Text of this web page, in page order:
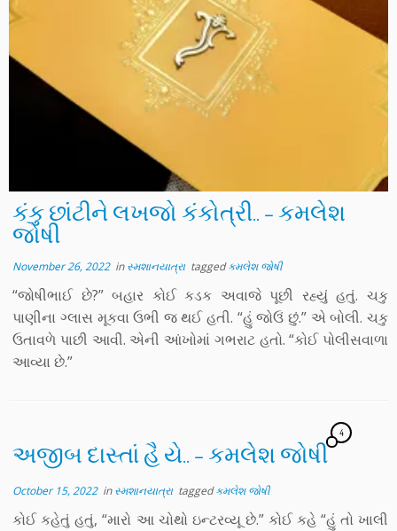
કંકુ છાંટીને લખજો કંકોત્રી.. – કમલેશ
જોષી
November 26, 2022inસ્મશાનયાત્રા taggedકમલેશ જોષી
“જોષીભાઈ છે?” બહાર કોઈ કડક અવાજે પૂછી રહ્યું હતું. ચકુ
પાણીના ગ્લાસ મૂકવા ઉભી જ થઈ હતી. “હું જોઉં છું.” એ બોલી. ચકુ
ઉતાવળે પાછી આવી. એની આંખોમાં ગભરાટ હતો. “કોઈ પોલીસવાળા
આવ્યા છે.”
અજીબ દાસ્તાં હૈ યે.. – કમલેશ જોષી
4
October 15, 2022inસ્મશાનયાત્રા taggedકમલેશ જોષી
કોઈ કહેતું હતું, “મારો આ ચોથો ઇન્ટરવ્યૂ છે.” કોઈ કહે “હું તો ખાલી